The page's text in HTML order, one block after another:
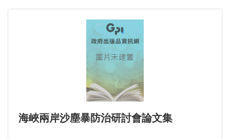
海峽兩岸沙塵暴防治研討會論文集